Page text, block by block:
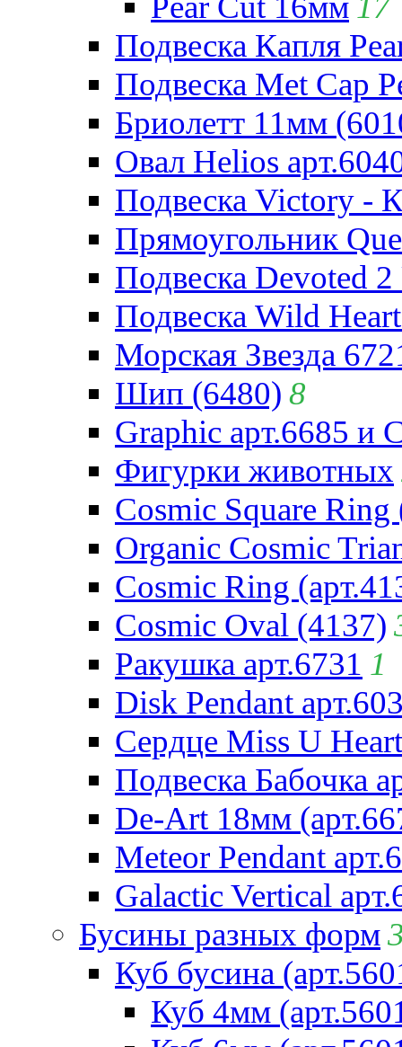
Подвеска Капля
Подвеска Met Cap
Бриолетт 11мм
Овал Helios
Подвеска Victory -
Прямоугольник
Подвеска Devoted
Подвеска Wild
Морская Звезда
Шип (6480) 8
Graphic арт.6685 и
Фигурки животных
Cosmic Square Ring
Organic Cosmic
Cosmic Ring
Cosmic Oval (4137)
Ракушка арт.6731 1
Disk Pendant
Сердце Miss U
Подвеска Бабочка
De-Art 18мм
Meteor Pendant
Galactic Vertical
Бусины разных форм
Куб бусина
Куб 4мм